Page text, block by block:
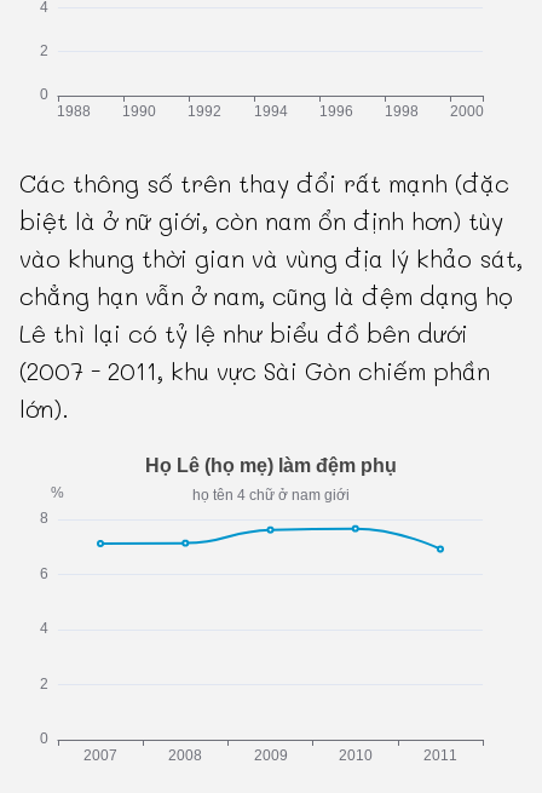
Các thông số trên thay đổi rất mạnh (đặc
biệt là ở nữ giới, còn nam ổn định hơn) tùy
vào khung thời gian và vùng địa lý khảo sát,
chẳng hạn vẫn ở nam, cũng là đệm dạng họ
Lê thì lại có tỷ lệ như biểu đồ bên dưới
(2007 - 2011, khu vực Sài Gòn chiếm phần
lớn).